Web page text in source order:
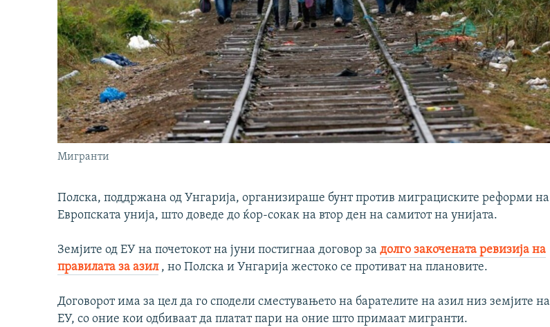
Мигранти
Полска, поддржана од Унгарија, организираше бунт против миграциските реформи на
Европската унија, што доведе до ќор-сокак на втор ден на самитот на унијата.
Земјите од ЕУ на почетокот на јуни постигнаа договор за долго закочената ревизија на
правилата за азил, но Полска и Унгарија жестоко се противат на плановите.
Договорот има за цел да го сподели сместувањето на барателите на азил низ земјите на
ЕУ, со оние кои одбиваат да платат пари на оние што примаат мигранти.